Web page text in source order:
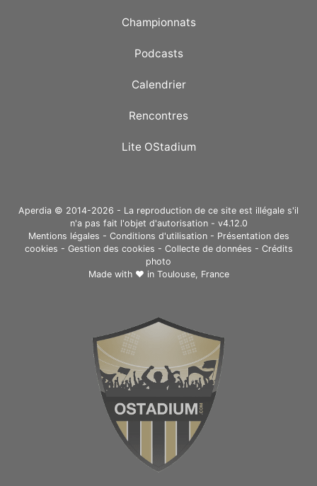
Championnats
Podcasts
Calendrier
Rencontres
Lite OStadium
Aperdia © 2014-2026 - La reproduction de ce site est illégale s'il
n'a pas fait l'objet d'autorisation - v4.12.0
Mentions légales - Conditions d'utilisation- Présentation des
cookies - Gestion des cookies - Collecte de données - Crédits
photo
Made with ❤ in Toulouse, France